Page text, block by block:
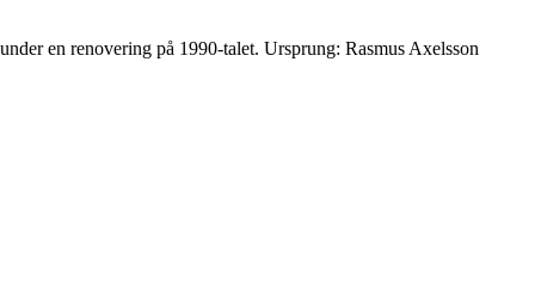
en renovering på 1990-talet. Ursprung: Rasmus Axelsson